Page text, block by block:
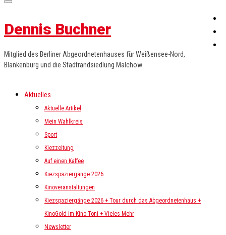
Dennis Buchner
Mitglied des Berliner Abgeordnetenhauses für Weißensee-Nord,
Blankenburg und die Stadtrandsiedlung Malchow
Aktuelles
Aktuelle Artikel
Mein Wahlkreis
Sport
Kiezzeitung
Auf einen Kaffee
Kiezspaziergänge 2026
Kinoveranstaltungen
Kiezspaziergänge 2026 + Tour durch das Abgeordnetenhaus +
KinoGold im Kino Toni + Vieles Mehr
Newsletter